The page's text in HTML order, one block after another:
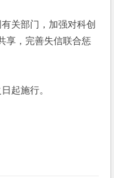
关部门，加强对科创
享，完善失信联合惩
起施行。